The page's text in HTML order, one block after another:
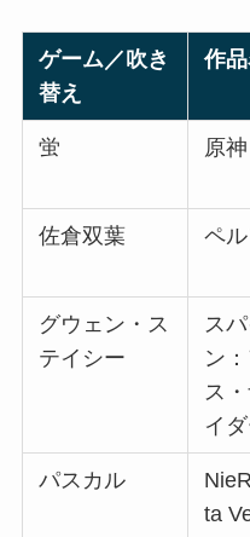
ゲーム／吹き
替え
作
蛍 原神
佐倉双葉 ペ
グウェン・ス
テイシー
ス
ン
ス
イ
パスカル
ta